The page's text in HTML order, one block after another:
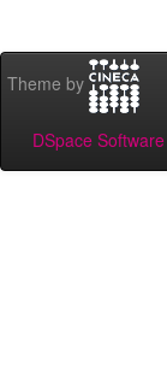
Theme by
DSpace Software